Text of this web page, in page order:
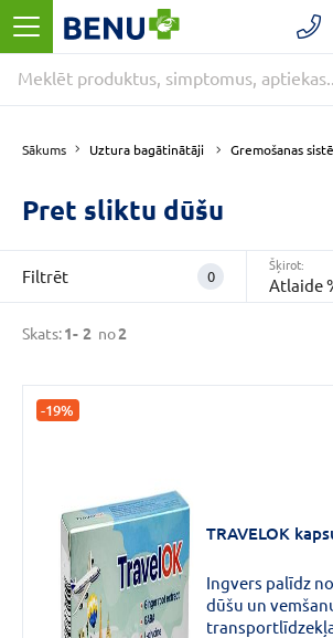
Sākums Uztura bagātinātāji Gremošanas
FiltrētNoņemt
filtrus
Kategorijas
-
(2)
(2)
dūša (2)
VAIRĀK
€ līdz
Pret sliktu dūšu
Skats:1- 2 no2
Filtrēt 0
Šķirot:
Atlaide
-19%
TRAVELOK
Ingvers palīdz
dūšu un